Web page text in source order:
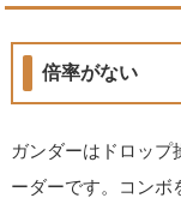
倍率がない
ガンダーはドロップ
ーダーです。コンボ